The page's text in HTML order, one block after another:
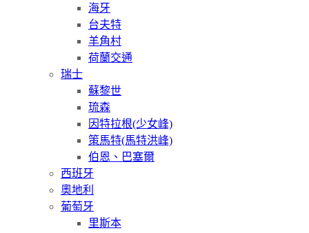
海牙
台夫特
羊角村
荷蘭交通
瑞士
蘇黎世
琉森
因特拉根(少女峰)
策馬特(馬特洪峰)
伯恩、巴塞爾
西班牙
奧地利
葡萄牙
里斯本